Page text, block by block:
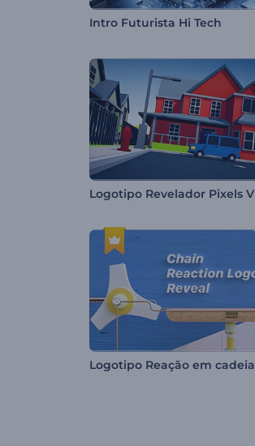
Intro Futurista Hi Tech
Logotipo Reação em cadeia